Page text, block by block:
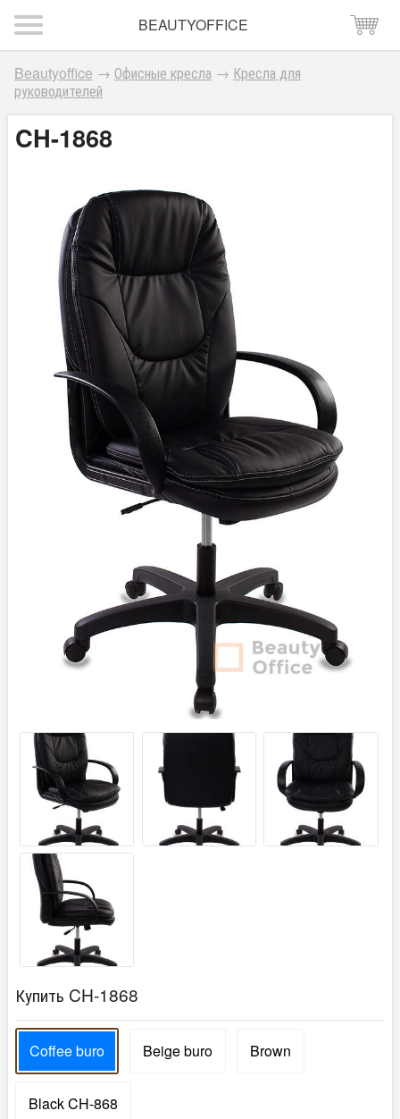
BEAUTYOFFICE
Beautyoffice → Офисные кресла → Кресла для
руководителей
CH-1868
Купить CH-1868
Coffee buro Beige buro Brown
Black CH-868